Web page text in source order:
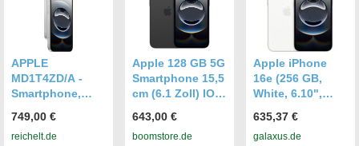
APPLE
MD1T4ZD/A -
Smartphone,
GB, schwarz
749,00 €
reichelt.de
Apple 128 GB 5G
Smartphone 15,5
cm (6.1 Zoll) IOS
Kamera Kamera
Dual Sim WiFi 6
643,00 €
boomstore.de
Apple iPhone
16e (256 GB,
White, 6.10",
Smartphone,
Weiss
635,37 €
galaxus.de